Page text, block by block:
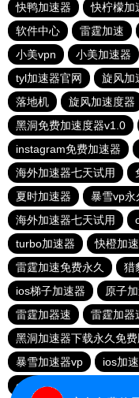
快鸭加速器
快柠檬加
软件中心
雷霆加速
小美vpn
小美加速器
tyl加速器官网
旋风加
落地机
旋风加速度器
黑洞免费加速度器v1.0
instagram免费加速器
海外加速器七天试用
夏时加速器
暴雪vp永
海外加速器七天试用
turbo加速器
快橙加
雷霆加速免费永久
猎
ios梯子加速器
原子
雷霆加器速
雷霆加器
黑洞加速器下载永久免费
暴雪加速器vp
ios加
outline